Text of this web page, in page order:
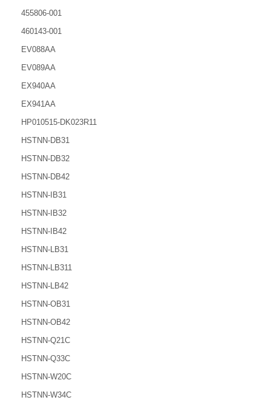
455806-001
460143-001
EV088AA
EV089AA
EX940AA
EX941AA
HP010515-DK023R11
HSTNN-DB31
HSTNN-DB32
HSTNN-DB42
HSTNN-IB31
HSTNN-IB32
HSTNN-IB42
HSTNN-LB31
HSTNN-LB311
HSTNN-LB42
HSTNN-OB31
HSTNN-OB42
HSTNN-Q21C
HSTNN-Q33C
HSTNN-W20C
HSTNN-W34C